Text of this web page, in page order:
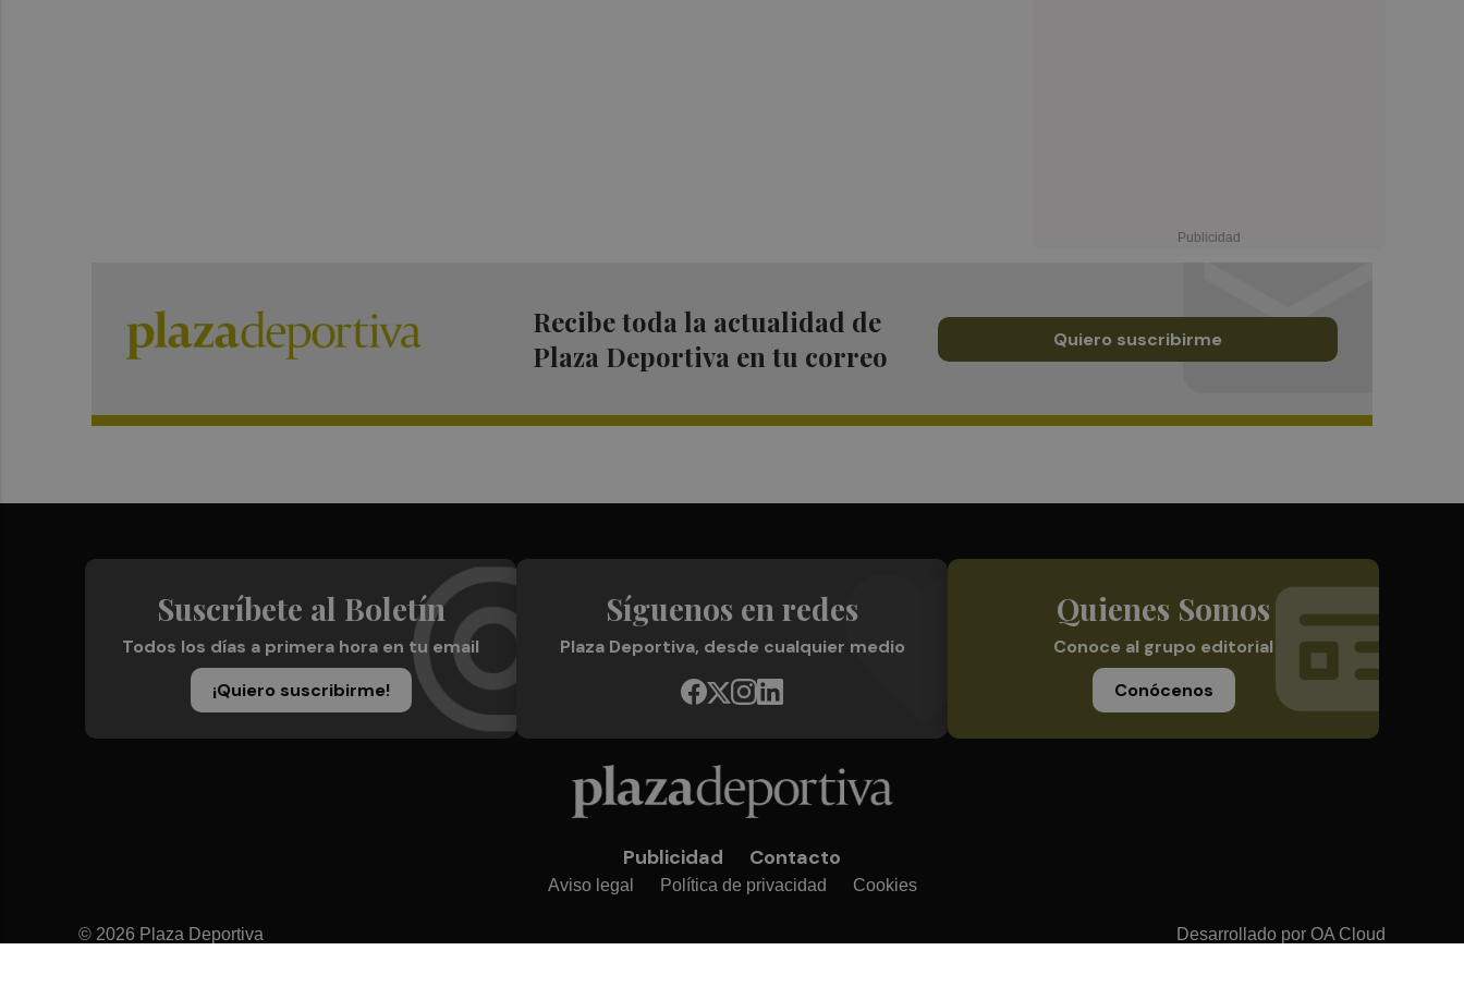
Recibe toda la actualidad de
Plaza Deportiva en tu correo
Quiero suscribirme
Suscríbete al Boletín
Todos los días a primera hora en tu email
¡Quiero suscribirme!
Síguenos en redes
Plaza Deportiva, desde cualquier medio
Quienes Somos
Conoce al grupo editorial
Conócenos
Publicidad Contacto
Aviso legal Política de privacidad Cookies
© 2026 Plaza Deportiva Desarrollado por OA Cloud